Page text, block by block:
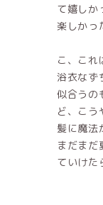
て嬉しか
楽しかっ
こ、これ
浴衣な
似合うの
ど、こ
髪に魔法
まだまだ
ていけた